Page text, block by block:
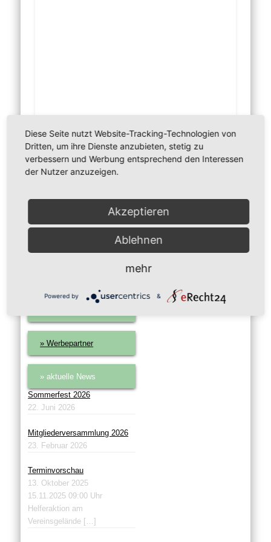
Did you like this article? Share it with your friends!
» Werbepartner
» aktuelle News
Sommerfest 2026
22. Juni 2026
Mitgliederversammlung 2026
23. Februar 2026
Terminvorschau
13. Oktober 2025
15.11.2025 09:00 Uhr
Helferaktion am
Vereinsgelände […]
Diese Seite nutzt Website-Tracking-Technologien von
Dritten, um ihre Dienste anzubieten, stetig zu
verbessern und Werbung entsprechend den Interessen
der Nutzer anzuzeigen.
Akzeptieren
Ablehnen
mehr
Powered by &